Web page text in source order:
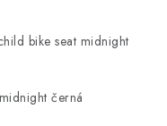
černá